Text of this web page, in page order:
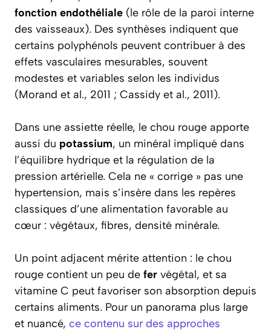
fonction endothéliale (le rôle de la paroi interne
des vaisseaux). Des synthèses indiquent que
certains polyphénols peuvent contribuer à des
effets vasculaires mesurables, souvent
modestes et variables selon les individus
(Morand et al., 2011 ; Cassidy et al., 2011).
Dans une assiette réelle, le chou rouge apporte
aussi du potassium, un minéral impliqué dans
l’équilibre hydrique et la régulation de la
pression artérielle. Cela ne « corrige » pas une
hypertension, mais s’insère dans les repères
classiques d’une alimentation favorable au
cœur : végétaux, fibres, densité minérale.
Un point adjacent mérite attention : le chou
rouge contient un peu de fer végétal, et sa
vitamine C peut favoriser son absorption depuis
certains aliments. Pour un panorama plus large
et nuancé, ce contenu sur des approches